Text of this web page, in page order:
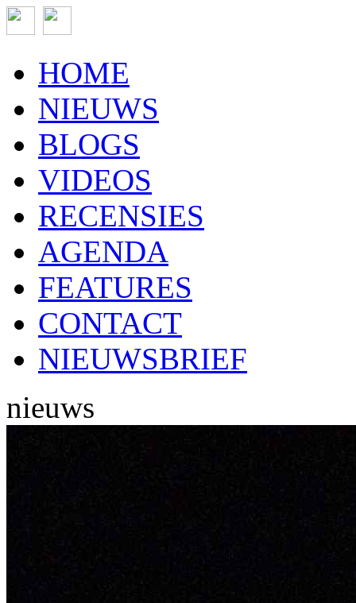
HOME
NIEUWS
BLOGS
VIDEOS
RECENSIES
AGENDA
FEATURES
CONTACT
NIEUWSBRIEF
nieuws